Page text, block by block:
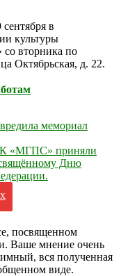
в
культуры
вторника по
Октябрьская, д. 22.
мемориал
«МГПС» приняли
Дню
посвященном
Ваше мнение очень
вся полученная
виде.